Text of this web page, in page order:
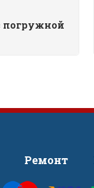
погружной
Ремонт